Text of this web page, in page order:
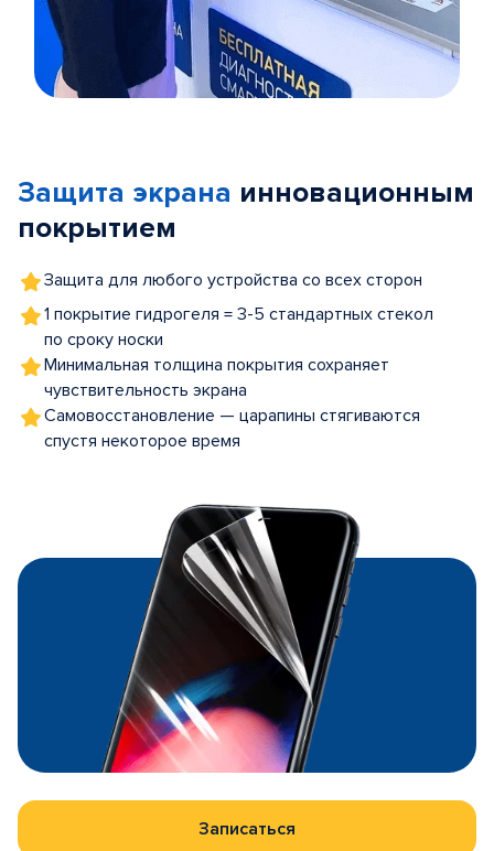
5
Защита экрана инновационным
покрытием
Защита для любого устройства со всех сторон
1 покрытие гидрогеля = 3-5 стандартных стекол
по сроку носки
Минимальная толщина покрытия сохраняет
чувствительность экрана
Самовосстановление — царапины стягиваются
спустя некоторое время
Записаться